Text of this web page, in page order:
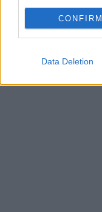
CONFIRM
Data Deletion